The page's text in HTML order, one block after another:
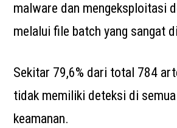
malware dan mengeksploitasi
melalui file batch yang sangat
Sekitar 79,6% dari total 784
tidak memiliki deteksi di
keamanan.